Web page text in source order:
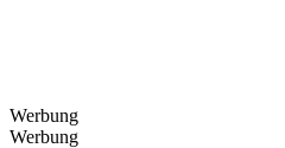
Werbung
Werbung